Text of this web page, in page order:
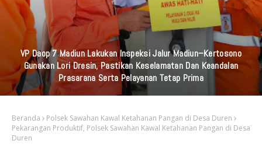
Komunitas UKM Ganesha Gelar Baksos Bersama, Bapenda Kab
Kediri, Universitas Strada Indonesia Dan STIKES Karya Husada.di
Rumah Lansia Pare
Beranda
Polsek Sawahan Kawal Ketahanan Pangan di Desa Duren
Pekarangan Produktif, Polsek Sawahan Kawal Ketahanan Pangan di Desa
Duren